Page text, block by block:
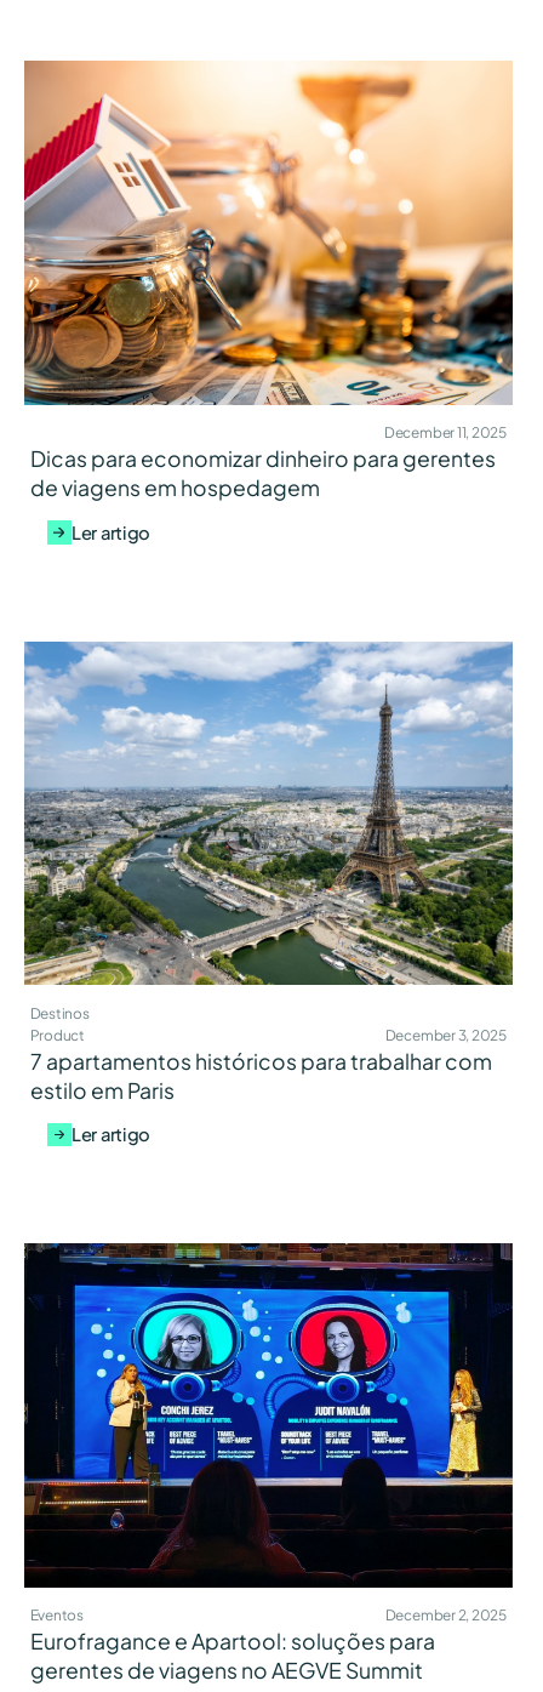
December 11, 2025
Dicas para economizar dinheiro para gerentes
de viagens em hospedagem
Ler artigo
Destinos
Product
December 3, 2025
7 apartamentos históricos para trabalhar com
estilo em Paris
Ler artigo
Eventos December 2, 2025
Eurofragance e Apartool: soluções para
gerentes de viagens no AEGVE Summit